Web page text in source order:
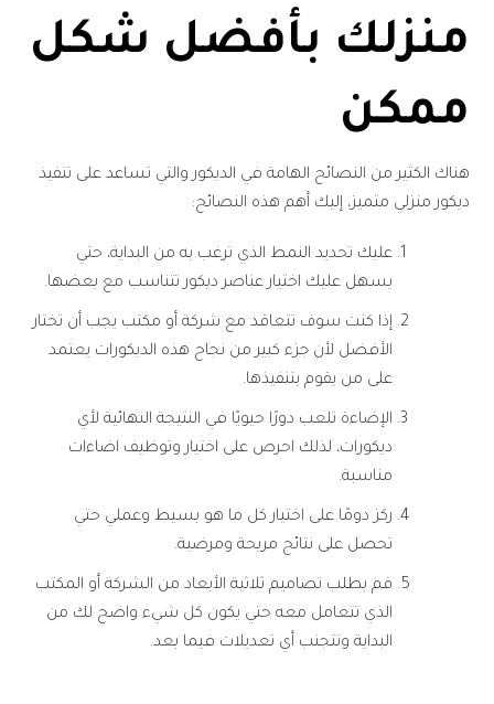
منزلك بأفضل شكل
ممكن
هناك الكثير من النصائح الهامة في الديكور والتي تساعد على تنفيذ
ديكور منزلي متميز، إليك أهم هذه النصائح:
عليك تحديد النمط الذي ترغب به من البداية، حتي
يسهل عليك اختيار عناصر ديكور تتناسب مع بعضها.
إذا كنت سوف تتعاقد مع شركة أو مكتب يجب أن تختار
الأفضل لأن جزء كبير من نجاح هذه الديكورات يعتمد
على من يقوم بتنفيذها.
الإضاءة تلعب دورًا حيويًا في النتيجة النهائية لأي
ديكورات، لذلك احرص على اختيار وتوظيف اضاءات
مناسبة.
ركز دومًا على اختيار كل ما هو بسيط وعملي حتي
تحصل على نتائج مريحة ومرضية.
قم بطلب تصاميم ثلاثية الأبعاد من الشركة أو المكتب
الذي تتعامل معه حتي يكون كل شيء واضح لك من
البداية وتتجنب أي تعديلات فيما بعد.